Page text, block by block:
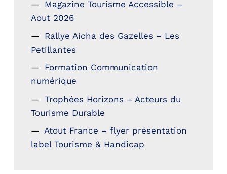
Magazine Tourisme Accessible –
Aout 2026
Rallye Aicha des Gazelles – Les
Petillantes
Formation Communication
numérique
Trophées Horizons – Acteurs du
Tourisme Durable
Atout France – flyer présentation
label Tourisme & Handicap